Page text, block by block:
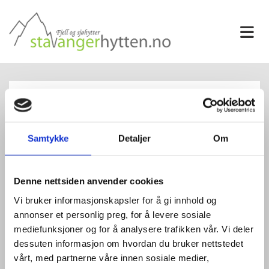
Samtykke Detaljer Om
Denne nettsiden anvender cookies
Vi bruker informasjonskapsler for å gi innhold og
annonser et personlig preg, for å levere sosiale
mediefunksjoner og for å analysere trafikken vår. Vi deler
dessuten informasjon om hvordan du bruker nettstedet
vårt, med partnerne våre innen sosiale medier,
Kvit 2c m/kjellerleilighet